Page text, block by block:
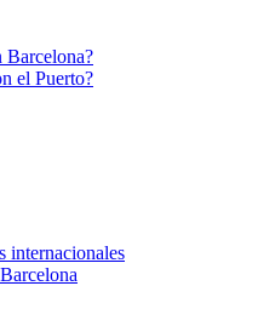
Barcelona?
el Puerto?
internacionales